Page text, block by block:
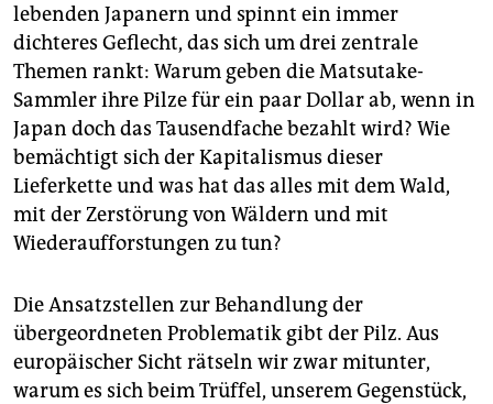
lebenden Japanern und spinnt ein immer
dichteres Geflecht, das sich um drei zentrale
Themen rankt: Warum geben die Matsutake-
Sammler ihre Pilze für ein paar Dollar ab, wenn in
Japan doch das Tausendfache bezahlt wird? Wie
bemächtigt sich der Kapitalismus dieser
Lieferkette und was hat das alles mit dem Wald,
mit der Zerstörung von Wäldern und mit
Wiederaufforstungen zu tun?
Die Ansatzstellen zur Behandlung der
übergeordneten Problematik gibt der Pilz. Aus
europäischer Sicht rätseln wir zwar mitunter,
warum es sich beim Trüffel, unserem Gegenstück,